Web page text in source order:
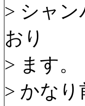
> シャ
おり
> ます。
> かな